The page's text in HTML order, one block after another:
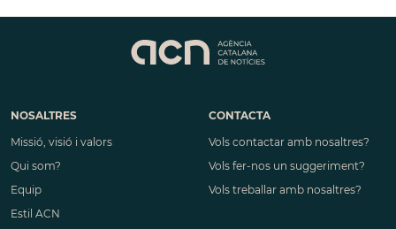
NOSALTRES
Missió, visió i valors
Qui som?
Equip
Estil ACN
CONTACTA
Vols contactar amb nosaltres?
Vols fer-nos un suggeriment?
Vols treballar amb nosaltres?